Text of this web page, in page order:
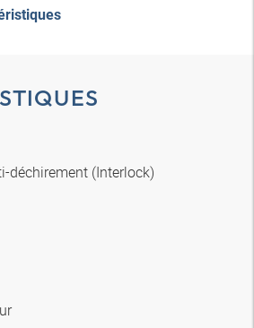
déchirement (Interlock)